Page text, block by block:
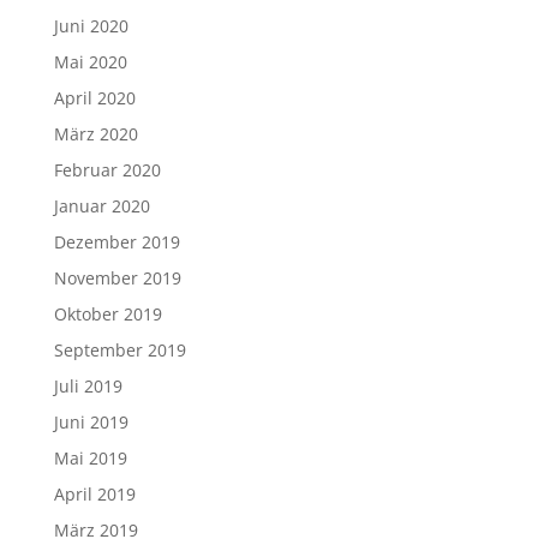
Juni 2020
Mai 2020
April 2020
März 2020
Februar 2020
Januar 2020
Dezember 2019
November 2019
Oktober 2019
September 2019
Juli 2019
Juni 2019
Mai 2019
April 2019
März 2019